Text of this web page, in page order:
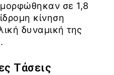
σε 1,8
κίνηση
δυναμική της
Τάσεις